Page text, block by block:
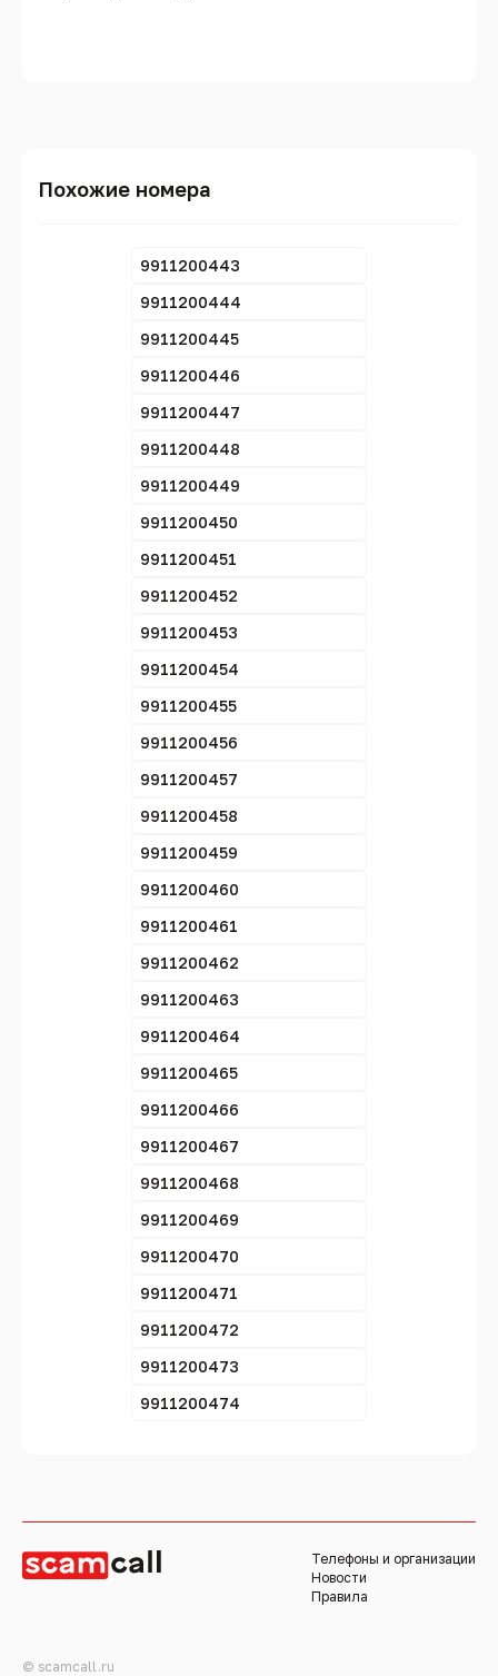
Похожие номера
9911200443
9911200444
9911200445
9911200446
9911200447
9911200448
9911200449
9911200450
9911200451
9911200452
9911200453
9911200454
9911200455
9911200456
9911200457
9911200458
9911200459
9911200460
9911200461
9911200462
9911200463
9911200464
9911200465
9911200466
9911200467
9911200468
9911200469
9911200470
9911200471
9911200472
9911200473
9911200474
Телефоны и организации
Новости
Правила
© scamcall.ru